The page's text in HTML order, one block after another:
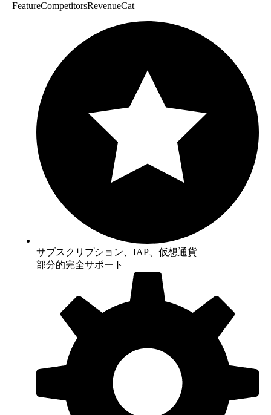
FeatureCompetitorsRevenueCat
サブスクリプション、IAP、仮想通貨
部分的完全サポート